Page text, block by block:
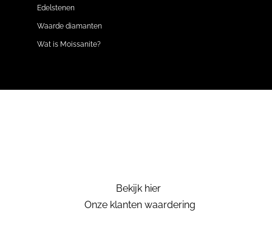
Edelstenen
Waarde diamanten
Wat is Moissanite?
Bekijk hier
Onze klanten waardering